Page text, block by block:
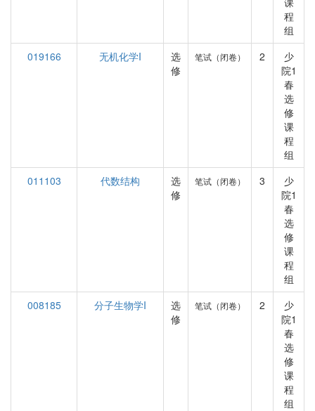
程
组
019166
无机化学I
选
修
笔试（闭卷） 2
少
院1
春
选
修
课
程
组
011103
代数结构
选
修
笔试（闭卷） 3
少
院1
春
选
修
课
程
组
008185
分子生物学I
选
修
笔试（闭卷） 2
少
院1
春
选
修
课
程
组